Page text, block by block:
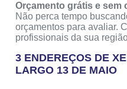
Orçamento grátis e sem
Não perca tempo
orçamentos para avaliar.
profissionais da sua
3 ENDEREÇOS DE
LARGO 13 DE MAIO